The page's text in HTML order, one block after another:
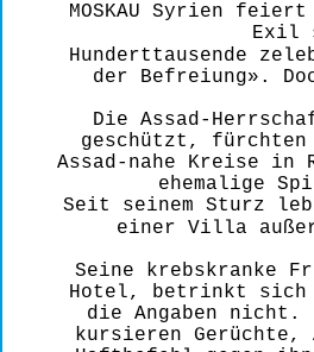
MOSKAU Syrien
Exil
Hunderttausende
der Befreiung».
Die Assad-
geschützt, fürchten
Assad-nahe Kreise in
ehemalige
Seit seinem Sturz
einer Villa
Seine krebskranke
Hotel, betrinkt sich
die Angaben
kursieren